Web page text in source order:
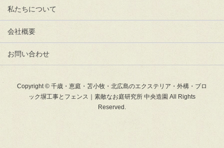
私たちについて
会社概要
お問い合わせ
Copyright © 千歳・恵庭・苫小牧・北広島のエクステリア・外構・ブロ
ック塀工事とフェンス｜素敵なお庭研究所 中央造園 All Rights
Reserved.